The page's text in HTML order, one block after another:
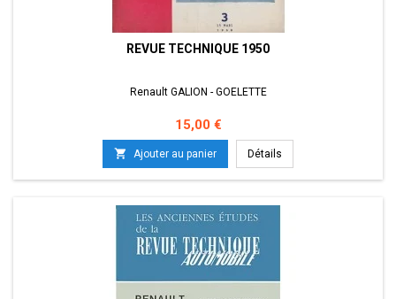
REVUE TECHNIQUE 1950
Renault GALION - GOELETTE
Prix
15,00 €
 Ajouter au panier Détails